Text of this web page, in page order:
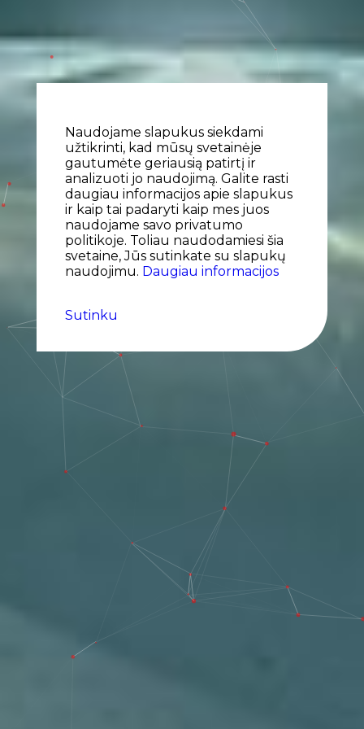
Naudojame slapukus siekdami
užtikrinti, kad mūsų svetainėje
gautumėte geriausią patirtį ir
analizuoti jo naudojimą. Galite rasti
daugiau informacijos apie slapukus
ir kaip tai padaryti kaip mes juos
naudojame savo privatumo
politikoje. Toliau naudodamiesi šia
svetaine, Jūs sutinkate su slapukų
naudojimu. Daugiau informacijos
Sutinku